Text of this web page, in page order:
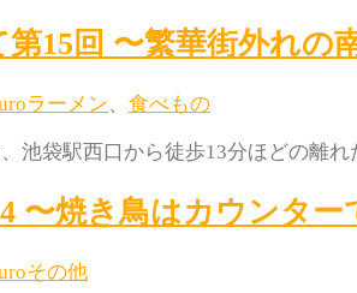
15回 〜繁華街外れの
ラーメン、 食べもの
池袋駅西口から徒歩13分ほどの離
〜焼き鳥はカウンタ
その他